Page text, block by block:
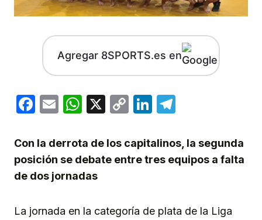
Agregar 8SPORTS.es en
Facebook
EmailWhatsApp
X
CopyLinkedIn
Con la derrota de los capitalinos, la segunda
posición se debate entre tres equipos a falta
de dos jornadas
La jornada en la categoría de plata de la Liga